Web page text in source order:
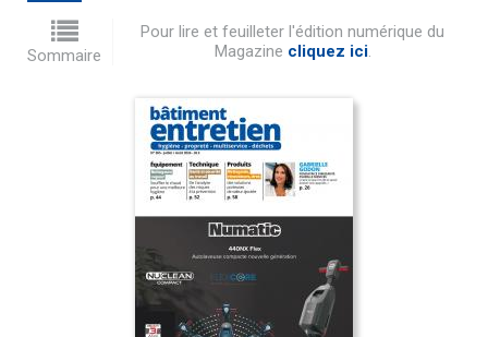
Sommaire
Pour lire et feuilleter l'édition numérique du
Magazine cliquez ici.